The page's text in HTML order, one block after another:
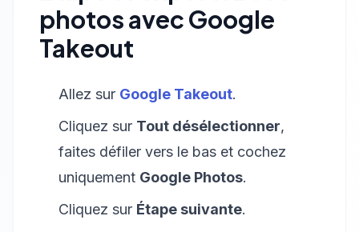
photos avec Google
Takeout
Allez sur Google Takeout.
Cliquez sur Tout désélectionner,
faites défiler vers le bas et cochez
uniquement Google Photos.
Cliquez sur Étape suivante.